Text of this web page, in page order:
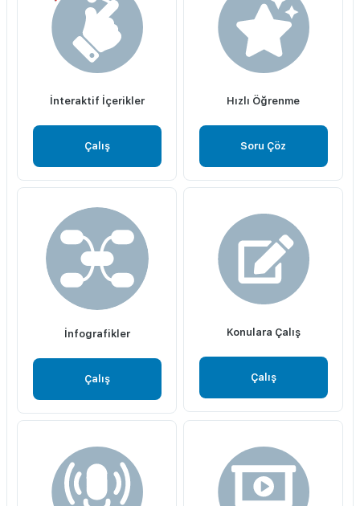
İnteraktif İçerikler
Çalış
Hızlı Öğrenme
Soru Çöz
İnfografikler
Çalış
Konulara Çalış
Çalış